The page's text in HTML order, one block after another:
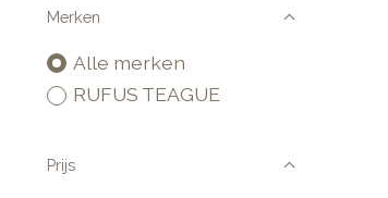
Merken
Alle merken
RUFUS TEAGUE
Prijs